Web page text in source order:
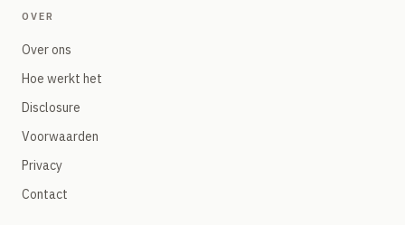
OVER
Over ons
Hoe werkt het
Disclosure
Voorwaarden
Privacy
Contact